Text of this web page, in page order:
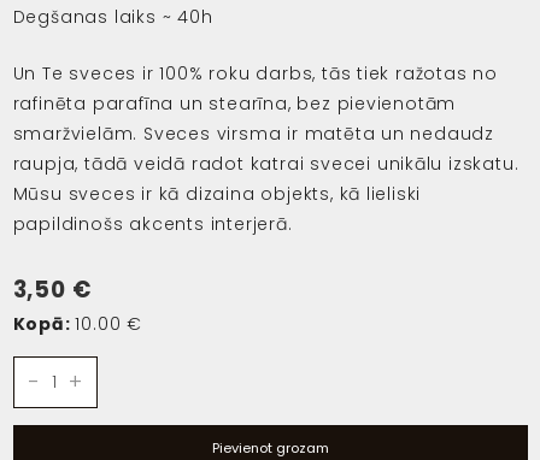
Degšanas laiks ~ 40h
Un Te sveces ir 100% roku darbs, tās tiek ražotas no
rafinēta parafīna un stearīna, bez pievienotām
smaržvielām. Sveces virsma ir matēta un nedaudz
raupja, tādā veidā radot katrai svecei unikālu izskatu.
Mūsu sveces ir kā dizaina objekts, kā lieliski
papildinošs akcents interjerā.
3,50 €
Kopā:10.00 €
Candle
- +
Pievienot grozam